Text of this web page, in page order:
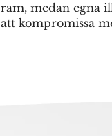
ram, medan egna
att kompromissa